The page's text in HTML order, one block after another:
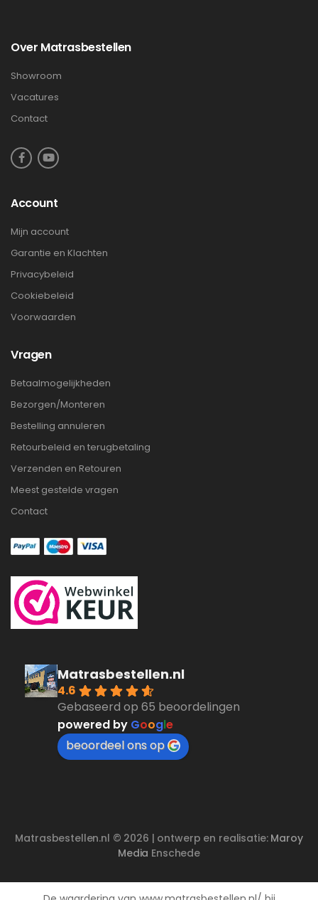
Over Matrasbestellen
Showroom
Vacatures
Contact
Account
Mijn account
Garantie en Klachten
Privacybeleid
Cookiebeleid
Voorwaarden
Vragen
Betaalmogelijkheden
Bezorgen/Monteren
Bestelling annuleren
Retourbeleid en terugbetaling
Verzenden en Retouren
Meest gestelde vragen
Contact
Matrasbestellen.nl
4.6
Gebaseerd op 65 beoordelingen
powered by Google
beoordeel ons op
Matrasbestellen.nl © 2026 | ontwerp en realisatie: Maroy
Media Enschede